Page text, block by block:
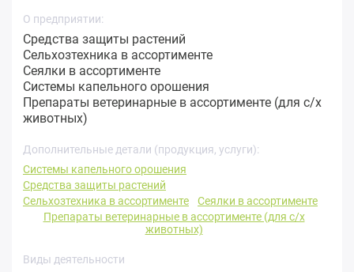
О предприятии:
Средства защиты растений
Сельхозтехника в ассортименте
Сеялки в ассортименте
Системы капельного орошения
Препараты ветеринарные в ассортименте (для с/х
животных)
Дополнительные детали (продукция, услуги):
Системы капельного орошения
Средства защиты растений
Сельхозтехника в ассортименте
Сеялки в ассортименте
Препараты ветеринарные в ассортименте (для с/х
животных)
Виды деятельности